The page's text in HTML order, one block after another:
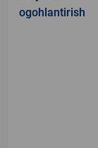
ogohlantirish